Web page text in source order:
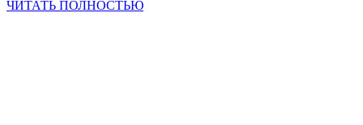
ЧИТАТЬ ПОЛНОСТЬЮ